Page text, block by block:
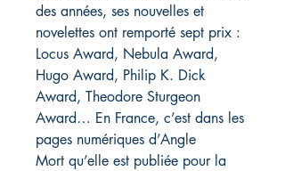
des années, ses nouvelles et
novelettes ont remporté sept prix :
Locus Award, Nebula Award,
Hugo Award, Philip K. Dick
Award, Theodore Sturgeon
Award… En France, c’est dans les
pages numériques d’Angle
Mort qu’elle est publiée pour la